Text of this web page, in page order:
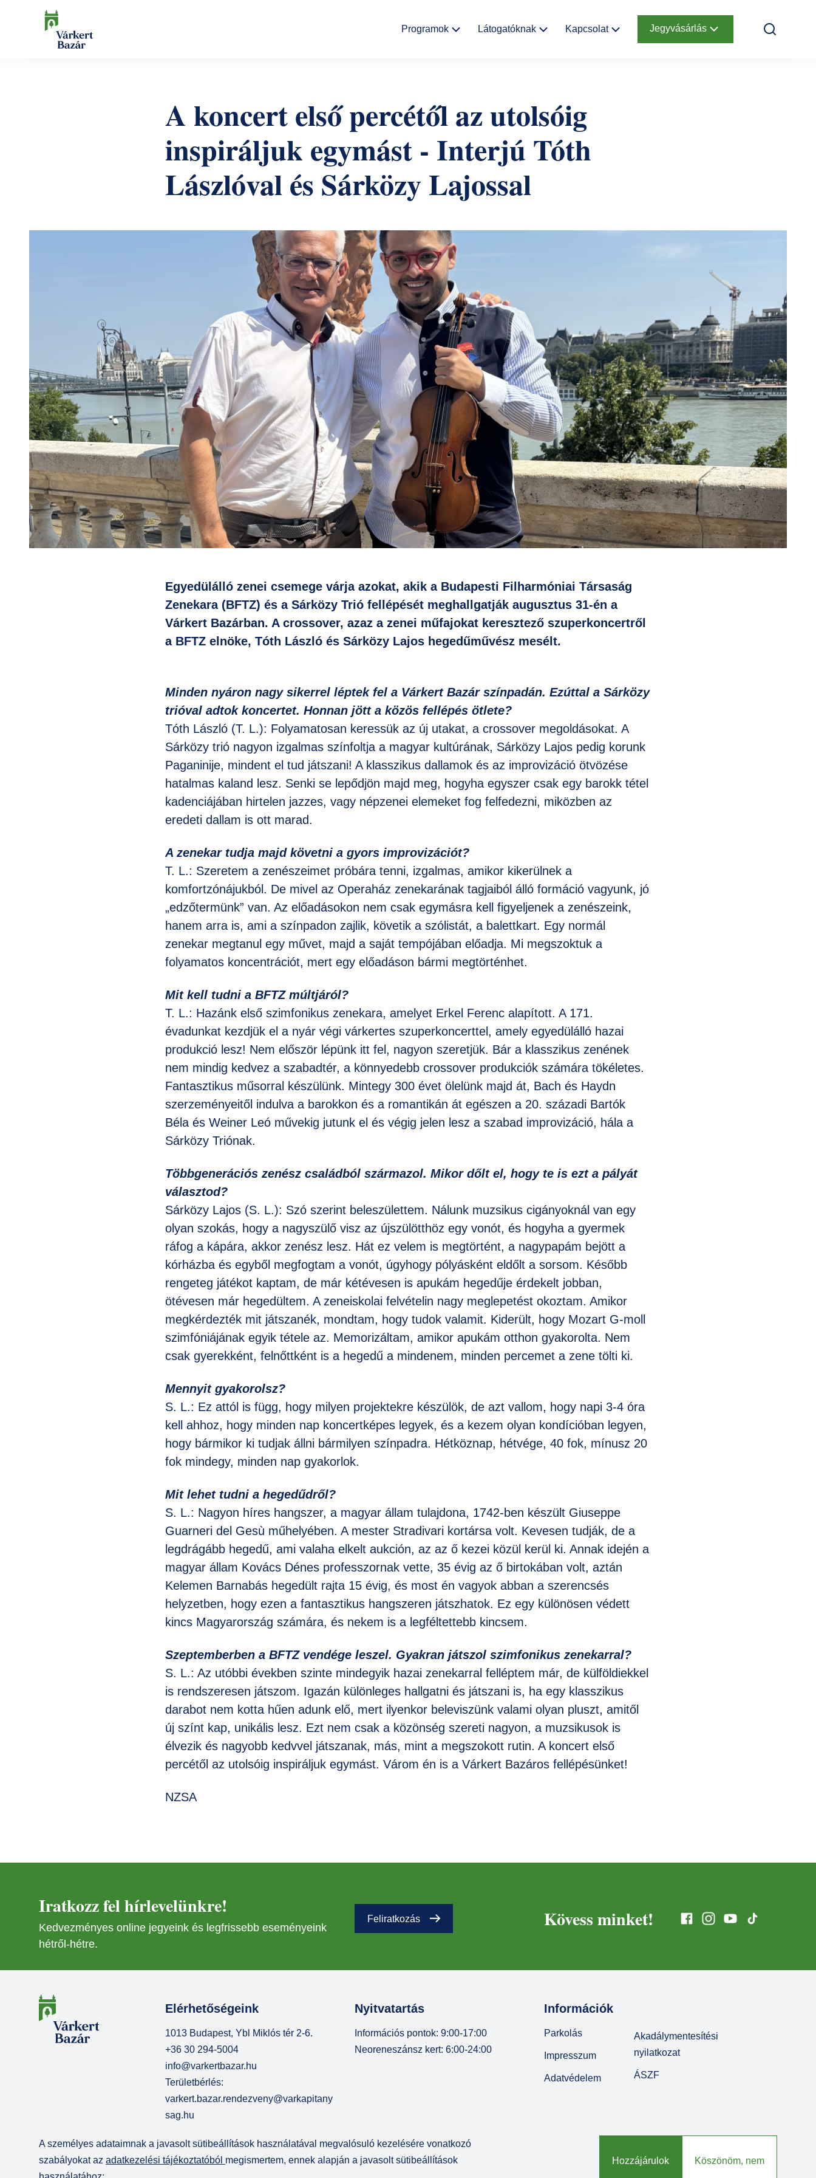
Fő
Programok
Kiállítások
Múzeumpedagógia
Látogatóknak
Rólunk
Helyszínek
Ajándékbolt
Galéria
Kapcsolat
Megközelítés
Nyitvatartás
Jegyvásárlás
A koncert első percétől az utolsóig
inspiráljuk egymást - Interjú Tóth
Lászlóval és Sárközy Lajossal
Egyedülálló zenei csemege várja azokat, akik a Budapesti Filharmóniai Társaság
Zenekara (BFTZ) és a Sárközy Trió fellépését meghallgatják augusztus 31-én a
Várkert Bazárban. A crossover, azaz a zenei műfajokat keresztező szuperkoncertről
a BFTZ elnöke, Tóth László és Sárközy Lajos hegedűművész mesélt.
Minden nyáron nagy sikerrel léptek fel a Várkert Bazár színpadán. Ezúttal a Sárközy
trióval adtok koncertet. Honnan jött a közös fellépés ötlete?
Tóth László (T. L.): Folyamatosan keressük az új utakat, a crossover megoldásokat. A
Sárközy trió nagyon izgalmas színfoltja a magyar kultúrának, Sárközy Lajos pedig korunk
Paganinije, mindent el tud játszani! A klasszikus dallamok és az improvizáció ötvözése
hatalmas kaland lesz. Senki se lepődjön majd meg, hogyha egyszer csak egy barokk tétel
kadenciájában hirtelen jazzes, vagy népzenei elemeket fog felfedezni, miközben az
eredeti dallam is ott marad.
A zenekar tudja majd követni a gyors improvizációt?
T. L.: Szeretem a zenészeimet próbára tenni, izgalmas, amikor kikerülnek a
komfortzónájukból. De mivel az Operaház zenekarának tagjaiból álló formáció vagyunk, jó
„edzőtermünk” van. Az előadásokon nem csak egymásra kell figyeljenek a zenészeink,
hanem arra is, ami a színpadon zajlik, követik a szólistát, a balettkart. Egy normál
zenekar megtanul egy művet, majd a saját tempójában előadja. Mi megszoktuk a
folyamatos koncentrációt, mert egy előadáson bármi megtörténhet.
Mit kell tudni a BFTZ múltjáról?
T. L.: Hazánk első szimfonikus zenekara, amelyet Erkel Ferenc alapított. A 171.
évadunkat kezdjük el a nyár végi várkertes szuperkoncerttel, amely egyedülálló hazai
produkció lesz! Nem először lépünk itt fel, nagyon szeretjük. Bár a klasszikus zenének
nem mindig kedvez a szabadtér, a könnyedebb crossover produkciók számára tökéletes.
Fantasztikus műsorral készülünk. Mintegy 300 évet ölelünk majd át, Bach és Haydn
szerzeményeitől indulva a barokkon és a romantikán át egészen a 20. századi Bartók
Béla és Weiner Leó művekig jutunk el és végig jelen lesz a szabad improvizáció, hála a
Sárközy Triónak.
Többgenerációs zenész családból származol. Mikor dőlt el, hogy te is ezt a pályát
választod?
Sárközy Lajos (S. L.): Szó szerint beleszülettem. Nálunk muzsikus cigányoknál van egy
olyan szokás, hogy a nagyszülő visz az újszülötthöz egy vonót, és hogyha a gyermek
ráfog a kápára, akkor zenész lesz. Hát ez velem is megtörtént, a nagypapám bejött a
kórházba és egyből megfogtam a vonót, úgyhogy pólyásként eldőlt a sorsom. Később
rengeteg játékot kaptam, de már kétévesen is apukám hegedűje érdekelt jobban,
ötévesen már hegedültem. A zeneiskolai felvételin nagy meglepetést okoztam. Amikor
megkérdezték mit játszanék, mondtam, hogy tudok valamit. Kiderült, hogy Mozart G-moll
szimfóniájának egyik tétele az. Memorizáltam, amikor apukám otthon gyakorolta. Nem
csak gyerekként, felnőttként is a hegedű a mindenem, minden percemet a zene tölti ki.
Mennyit gyakorolsz?
S. L.: Ez attól is függ, hogy milyen projektekre készülök, de azt vallom, hogy napi 3-4 óra
kell ahhoz, hogy minden nap koncertképes legyek, és a kezem olyan kondícióban legyen,
hogy bármikor ki tudjak állni bármilyen színpadra. Hétköznap, hétvége, 40 fok, mínusz 20
fok mindegy, minden nap gyakorlok.
Mit lehet tudni a hegedűdről?
S. L.: Nagyon híres hangszer, a magyar állam tulajdona, 1742-ben készült Giuseppe
Guarneri del Gesù műhelyében. A mester Stradivari kortársa volt. Kevesen tudják, de a
legdrágább hegedű, ami valaha elkelt aukción, az az ő kezei közül kerül ki. Annak idején a
magyar állam Kovács Dénes professzornak vette, 35 évig az ő birtokában volt, aztán
Kelemen Barnabás hegedült rajta 15 évig, és most én vagyok abban a szerencsés
helyzetben, hogy ezen a fantasztikus hangszeren játszhatok. Ez egy különösen védett
kincs Magyarország számára, és nekem is a legféltettebb kincsem.
Szeptemberben a BFTZ vendége leszel. Gyakran játszol szimfonikus zenekarral?
S. L.: Az utóbbi években szinte mindegyik hazai zenekarral felléptem már, de külföldiekkel
is rendszeresen játszom. Igazán különleges hallgatni és játszani is, ha egy klasszikus
darabot nem kotta hűen adunk elő, mert ilyenkor beleviszünk valami olyan pluszt, amitől
új színt kap, unikális lesz. Ezt nem csak a közönség szereti nagyon, a muzsikusok is
élvezik és nagyobb kedvvel játszanak, más, mint a megszokott rutin. A koncert első
percétől az utolsóig inspiráljuk egymást. Várom én is a Várkert Bazáros fellépésünket!
NZSA
Iratkozz fel hírlevelünkre!
Kedvezményes online jegyeink és legfrissebb eseményeink
hétről-hétre.
Feliratkozás Kövess minket!
Elérhetőségeink
1013 Budapest, Ybl Miklós tér 2-6.
+36 30 294-5004
info@varkertbazar.hu
Területbérlés:
varkert.bazar.rendezveny@varkapitany
sag.hu
Nyitvatartás
Információs pontok: 9:00-17:00
Neoreneszánsz kert: 6:00-24:00
Információk
Parkolás
Impresszum
Adatvédelem
Akadálymentesítési
nyilatkozat
ÁSZF
© Várkert Bazár 2026
Fejlesztette azIntegral Vision Kft.
A személyes adataimnak a javasolt sütibeállítások használatával megvalósuló kezelésére vonatkozó
szabályokat az adatkezelési tájékoztatóból megismertem, ennek alapján a javasolt sütibeállítások
Hozzájárulok Köszönöm, nem